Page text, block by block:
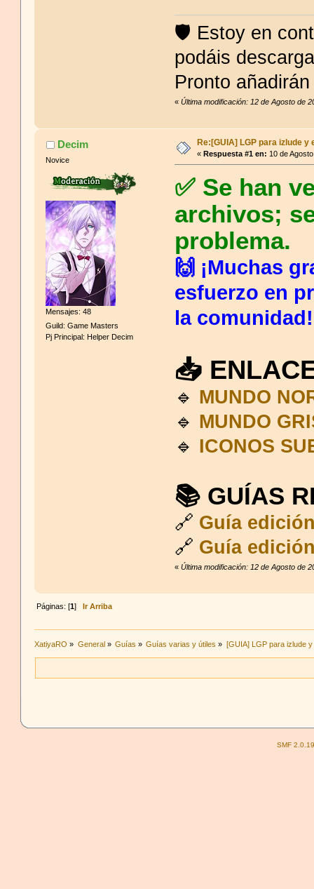
🛡 Estoy en
podáis
Pronto
«Última modificación: 12 de Agosto de
Decim
Novice
Mensajes: 48
Guild: Game Masters
Pj Principal: Helper Decim
Re:[GUIA] LGP para izlude y
«Respuesta #1 en: 10 de
✅ Se han
archivos;
problema.
🙌 ¡Muchas
esfuerzo en
la comunidad!
📥
🔹 MUNDO
🔹 MUNDO
🔹 ICONOS
📚 GUÍAS
🔗 Guía
🔗 Guía
«Última modificación: 12 de Agosto de
Páginas: [1] Ir Arriba
XatiyaRO » General» Guías » Guías varias y útiles » [GUIA] LGP para izlude
SMF 2.0.19